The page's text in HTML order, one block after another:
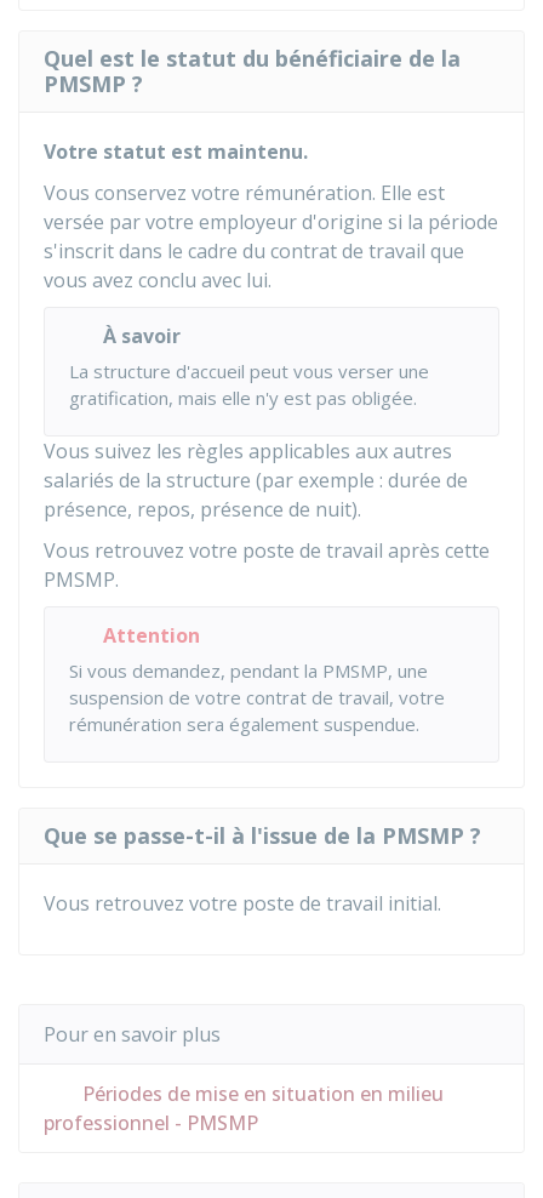
Quel est le statut du bénéficiaire de la
PMSMP ?
Votre statut est maintenu.
Vous conservez votre rémunération. Elle est
versée par votre employeur d'origine si la période
s'inscrit dans le cadre du contrat de travail que
vous avez conclu avec lui.
À savoir
La structure d'accueil peut vous verser une
gratification, mais elle n'y est pas obligée.
Vous suivez les règles applicables aux autres
salariés de la structure (par exemple : durée de
présence, repos, présence de nuit).
Vous retrouvez votre poste de travail après cette
PMSMP.
Attention
Si vous demandez, pendant la PMSMP, une
suspension de votre contrat de travail, votre
rémunération sera également suspendue.
Que se passe-t-il à l'issue de la PMSMP ?
Vous retrouvez votre poste de travail initial.
Pour en savoir plus
Périodes de mise en situation en milieu
professionnel - PMSMP